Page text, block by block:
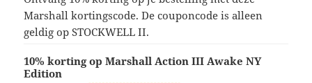
Marshall kortingscode. De couponcode is alleen
geldig op STOCKWELL II.
10% korting op Marshall Action III Awake NY
Edition